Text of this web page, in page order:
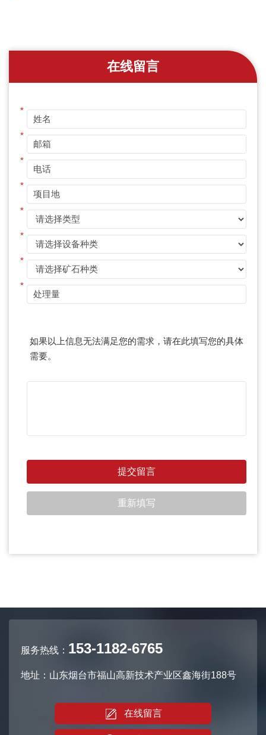
在线留言
*
*
*
*
*
*
*
*
如果以上信息无法满足您的需求，请在此填写您的具体
需要。
服务热线： 153-1182-6765
地址：山东烟台市福山高新技术产业区鑫海街188号
在线留言